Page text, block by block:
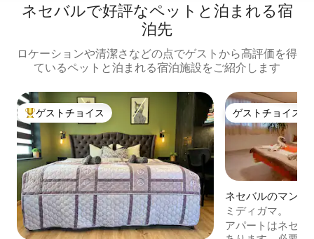
ネセバルで好評なペットと泊まれる宿
泊先
ロケーションや清潔さなどの点でゲストから高評価を得
ているペットと泊まれる宿泊施設をご紹介します
大好評のゲストチョイスです。
ゲストチョイス ゲストチョイス
ゲストチョイス
ネセバルのマンシ
ート
ミディガマ。
アパートはネセバ